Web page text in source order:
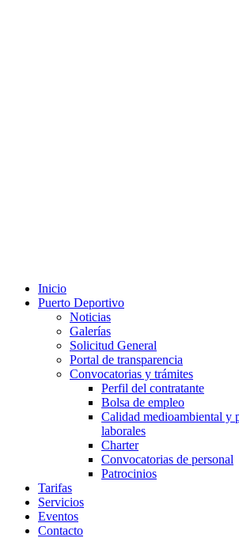
Inicio
Puerto Deportivo
Noticias
Galerías
Solicitud General
Portal de transparencia
Convocatorias y trámites
Perfil del contratante
Bolsa de empleo
Calidad medioambiental y
laborales
Charter
Convocatorias de personal
Patrocinios
Tarifas
Servicios
Eventos
Contacto